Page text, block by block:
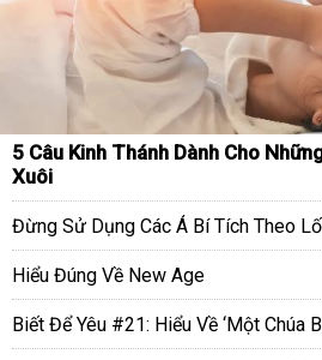
5 Câu Kinh Thánh Dành Cho
Xuôi
Đừng Sử Dụng Các Á Bí Tích Theo
Hiểu Đúng Về New Age
Biết Để Yêu #21: Hiểu Về ‘Một Chúa